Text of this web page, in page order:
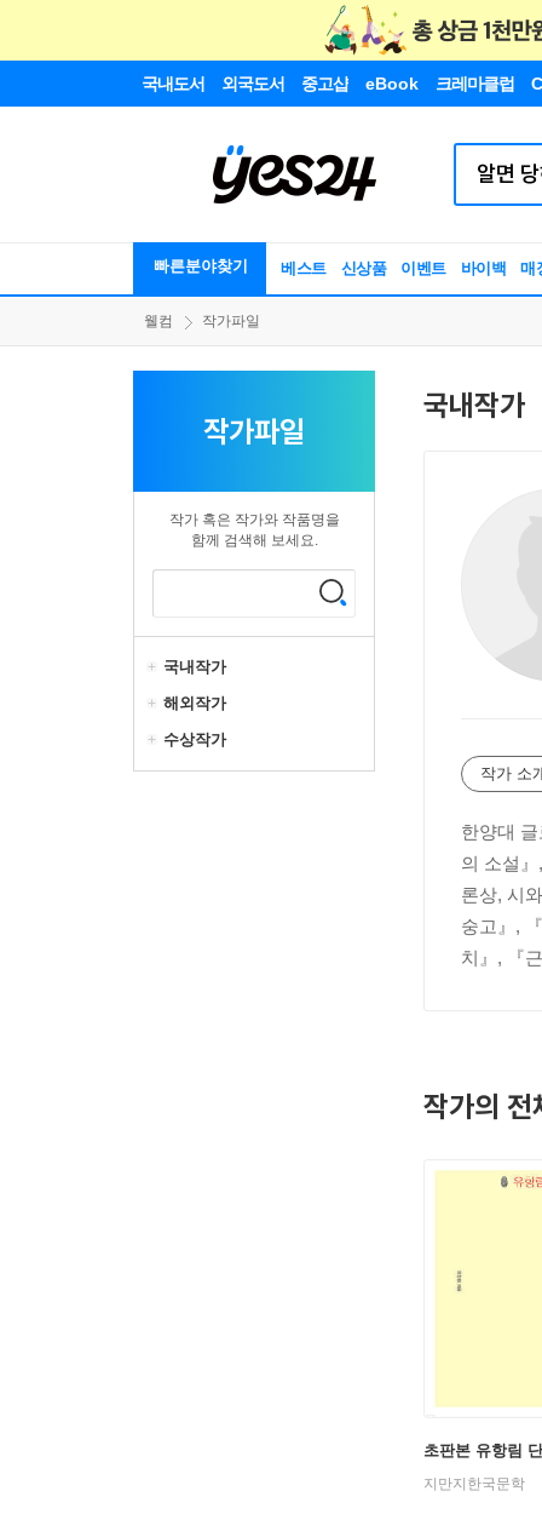
국내도서 외국도서 중고샵 eBook 크레마클럽
빠른분야찾기 베스트 신상품 이벤트 바이백 매
웰컴 작가파일
작가파일
작가 혹은 작가와 작품명을
함께 검색해 보세요.
국내작가
해외작가
수상작가
국내작가
작가 소
한양대
의 소설
론상, 시
숭고』,
치』, 『
작가의 전
초판본 유항림
지만지한국문학